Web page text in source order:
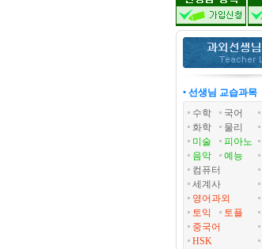
• 선생님 교습과목
수학
국어
화학
물리
미술
피아노
음악
예능
컴퓨터
세계사
영어과외
토익
토플
중국어
HSK